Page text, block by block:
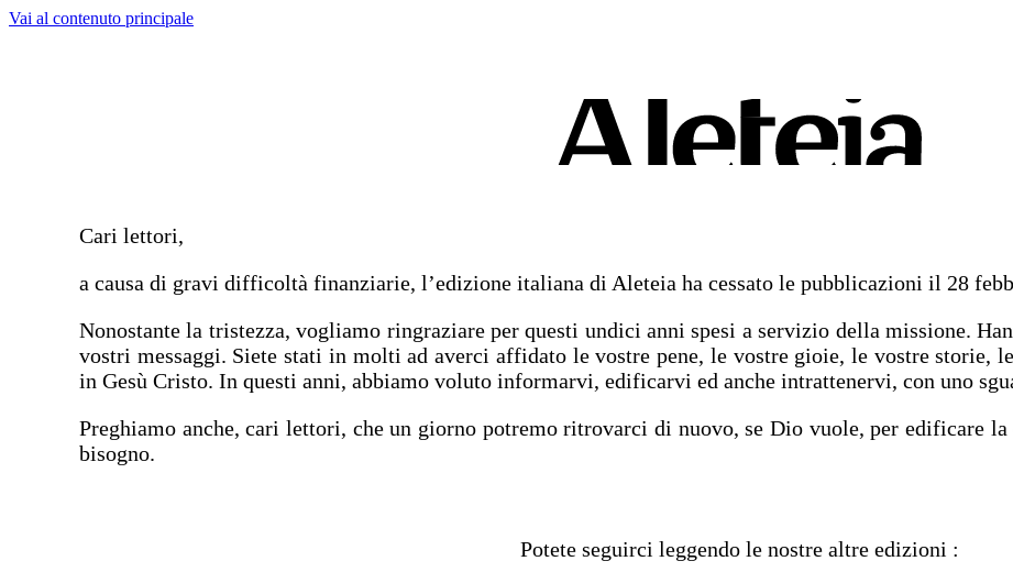
Vai al contenuto principale
Cari lettori,
a causa di gravi difficoltà finanziarie, l’edizione italiana di Aleteia ha cessato le pubblicazioni il 28
Nonostante la tristezza, vogliamo ringraziare per questi undici anni spesi a servizio della missione.
vostri messaggi. Siete stati in molti ad averci affidato le vostre pene, le vostre gioie, le vostre storie,
in Gesù Cristo. In questi anni, abbiamo voluto informarvi, edificarvi ed anche intrattenervi, con uno
Preghiamo anche, cari lettori, che un giorno potremo ritrovarci di nuovo, se Dio vuole, per edificare
bisogno.
Potete seguirci leggendo le nostre altre edizioni :